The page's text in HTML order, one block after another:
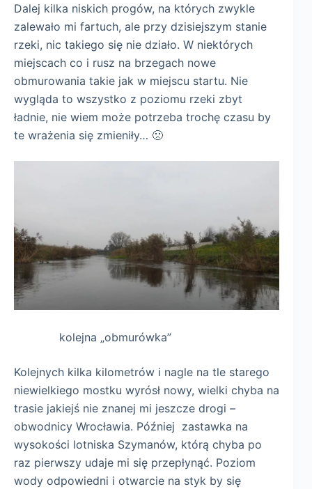
Dalej kilka niskich progów, na których zwykle
zalewało mi fartuch, ale przy dzisiejszym stanie
rzeki, nic takiego się nie działo. W niektórych
miejscach co i rusz na brzegach nowe
obmurowania takie jak w miejscu startu. Nie
wygląda to wszystko z poziomu rzeki zbyt
ładnie, nie wiem może potrzeba trochę czasu by
te wrażenia się zmieniły… 🙁
kolejna „obmurówka”
Kolejnych kilka kilometrów i nagle na tle starego
niewielkiego mostku wyrósł nowy, wielki chyba na
trasie jakiejś nie znanej mi jeszcze drogi –
obwodnicy Wrocławia. Później zastawka na
wysokości lotniska Szymanów, którą chyba po
raz pierwszy udaje mi się przepłynąć. Poziom
wody odpowiedni i otwarcie na styk by się